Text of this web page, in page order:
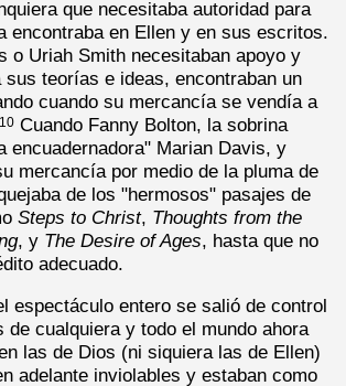
que necesitaba autoridad para
encontraba en Ellen y en sus escritos.
o Uriah Smith necesitaban apoyo y
sus teorías e ideas, encontraban un
cuando su mercancía se vendía a
10 Cuando Fanny Bolton, la sobrina
encuadernadora" Marian Davis, y
mercancía por medio de la pluma de
de los "hermosos" pasajes de
Steps to Christ, Thoughts from the
, y The Desire of Ages, hasta que no
adecuado.
espectáculo entero se salió de control
cualquiera y todo el mundo ahora
las de Dios (ni siquiera las de Ellen)
adelante inviolables y estaban como